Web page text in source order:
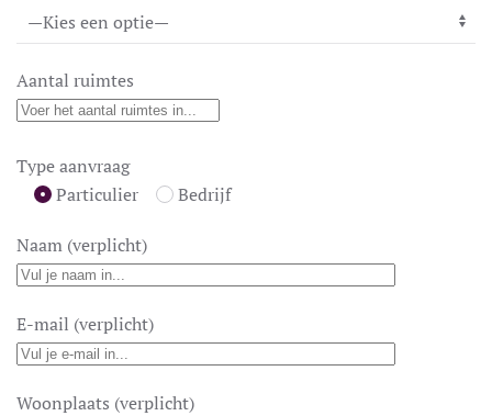
Aantal ruimtes
Type aanvraag
Particulier
Bedrijf
Naam (verplicht)
E-mail (verplicht)
Woonplaats (verplicht)